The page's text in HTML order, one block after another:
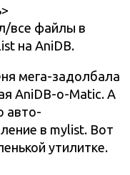
все файлы в
на AniDB.
мега-задолбала
AniDB-o-Matic. А
авто-
в mylist. Вот
утилитке.